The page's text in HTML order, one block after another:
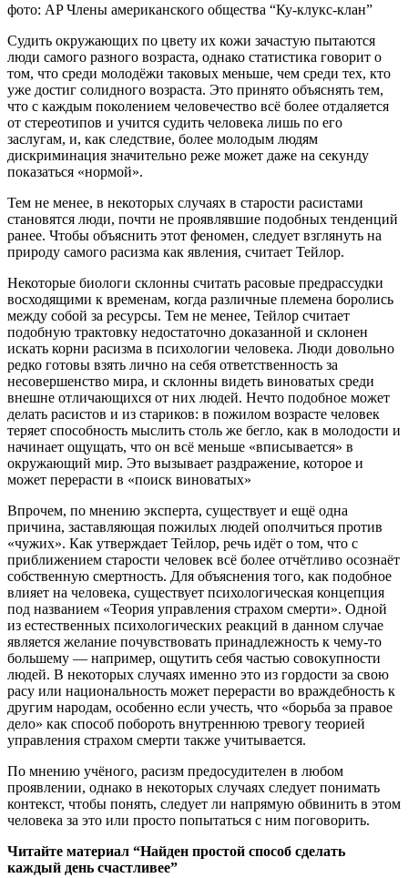
фото: AP Члены американского общества “Ку-клукс-клан”
Судить окружающих по цвету их кожи зачастую пытаются
люди самого разного возраста, однако статистика говорит о
том, что среди молодёжи таковых меньше, чем среди тех, кто
уже достиг солидного возраста. Это принято объяснять тем,
что с каждым поколением человечество всё более отдаляется
от стереотипов и учится судить человека лишь по его
заслугам, и, как следствие, более молодым людям
дискриминация значительно реже может даже на секунду
показаться «нормой».
Тем не менее, в некоторых случаях в старости расистами
становятся люди, почти не проявлявшие подобных тенденций
ранее. Чтобы объяснить этот феномен, следует взглянуть на
природу самого расизма как явления, считает Тейлор.
Некоторые биологи склонны считать расовые предрассудки
восходящими к временам, когда различные племена боролись
между собой за ресурсы. Тем не менее, Тейлор считает
подобную трактовку недостаточно доказанной и склонен
искать корни расизма в психологии человека. Люди довольно
редко готовы взять лично на себя ответственность за
несовершенство мира, и склонны видеть виноватых среди
внешне отличающихся от них людей. Нечто подобное может
делать расистов и из стариков: в пожилом возрасте человек
теряет способность мыслить столь же бегло, как в молодости и
начинает ощущать, что он всё меньше «вписывается» в
окружающий мир. Это вызывает раздражение, которое и
может перерасти в «поиск виноватых»
Впрочем, по мнению эксперта, существует и ещё одна
причина, заставляющая пожилых людей ополчиться против
«чужих». Как утверждает Тейлор, речь идёт о том, что с
приближением старости человек всё более отчётливо осознаёт
собственную смертность. Для объяснения того, как подобное
влияет на человека, существует психологическая концепция
под названием «Теория управления страхом смерти». Одной
из естественных психологических реакций в данном случае
является желание почувствовать принадлежность к чему-то
большему — например, ощутить себя частью совокупности
людей. В некоторых случаях именно это из гордости за свою
расу или национальность может перерасти во враждебность к
другим народам, особенно если учесть, что «борьба за правое
дело» как способ побороть внутреннюю тревогу теорией
управления страхом смерти также учитывается.
По мнению учёного, расизм предосудителен в любом
проявлении, однако в некоторых случаях следует понимать
контекст, чтобы понять, следует ли напрямую обвинить в этом
человека за это или просто попытаться с ним поговорить.
Читайте материал “Найден простой способ сделать
каждый день счастливее”